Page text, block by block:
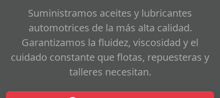
Suministramos aceites y lubricantes
automotrices de la más alta calidad.
Garantizamos la fluidez, viscosidad y el
cuidado constante que flotas, repuesteras y
talleres necesitan.